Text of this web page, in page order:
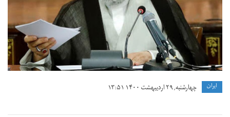
ايران چهارشنبه, ۲۹ اردیبهشت ۱۴۰۰ ۱۳:۵۱